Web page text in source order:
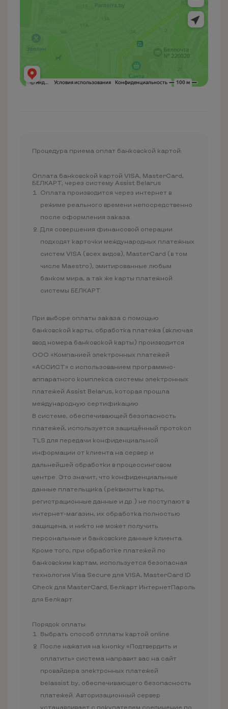
Процедура приема оплат банковской картой:
Оплата банковской картой VISA, MasterCard,
БЕЛКАРТ, через систему Assist Belarus
Оплата производится через интернет в
режиме реального времени непосредственно
после оформления заказа.
Для совершения финансовой операции
подходят карточки международных платежных
систем VISA (всех видов), MasterCard (в том
числе Maestro), эмитированные любым
банком мира, а так же карты платежной
системы БЕЛКАРТ.
При выборе оплаты заказа с помощью
банковской карты, обработка платежа (включая
ввод номера банковской карты) производится
ООО «Компанией электронных платежей
«АССИСТ» с использованием программно-
аппаратного комплекса системы электронных
платежей Assist Belarus, которая прошла
международную сертификацию.
В системе, обеспечивающей безопасность
платежей, используется защищённый протокол
TLS для передачи конфиденциальной
информации от клиента на сервер и
дальнейшей обработки в процессинговом
центре. Это значит, что конфиденциальные
данные плательщика (реквизиты карты,
регистрационные данные и др.) не поступают в
интернет-магазин, их обработка полностью
защищена, и никто не может получить
персональные и банковские данные клиента.
Кроме того, при обработке платежей по
банковским картам, используется безопасная
технология Visa Secure для VISA, MasterCard ID
Check для MasterCard, Белкарт ИнтернетПароль
для Белкарт.
Порядок оплаты:
Выбрать способ отплаты картой online.
После нажатия на кнопку «Подтвердить и
оплатить» система направит вас на сайт
провайдера электронных платежей
belassist.by, обеспечивающего безопасность
платежей. Авторизационный сервер
устанавливает с покупателем соединение по